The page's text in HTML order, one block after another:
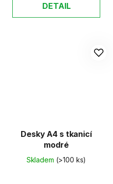
DETAIL
Desky A4 s tkanicí
modré
Skladem (>100 ks)